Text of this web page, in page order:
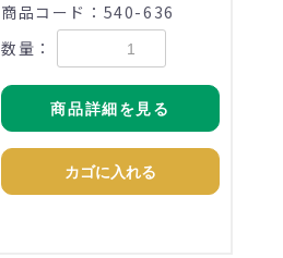
商品コード：540-636
数量：
商品詳細を見る
カゴに入れる